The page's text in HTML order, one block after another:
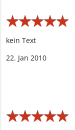
★★★★★
★★★★★
kein Text
22. Jan 2010
★★★★★
★★★★★